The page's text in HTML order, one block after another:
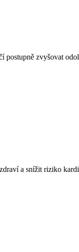
postupně zvyšovat
a snížit riziko